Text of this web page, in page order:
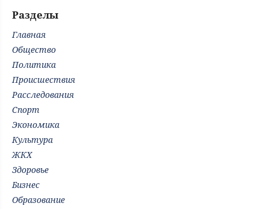
Разделы
Главная
Общество
Политика
Происшествия
Расследования
Спорт
Экономика
Культура
ЖКХ
Здоровье
Бизнес
Образование